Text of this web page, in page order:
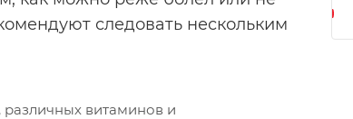
следовать нескольким
различных витаминов и